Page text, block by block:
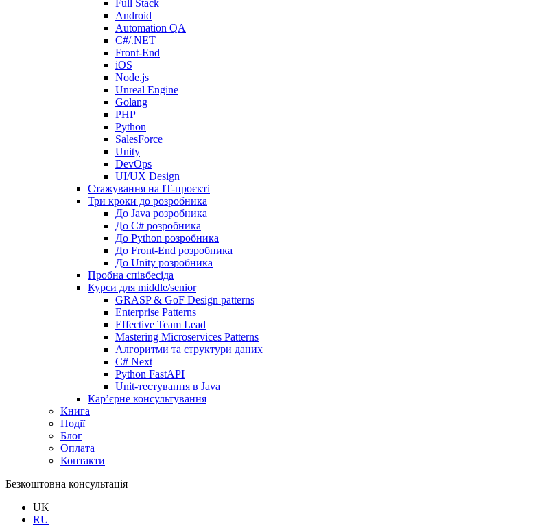
Full Stack
Android
Automation QA
C#/.NET
Front-End
iOS
Node.js
Unreal Engine
Golang
PHP
Python
SalesForce
Unity
DevOps
UI/UX Design
Стажування на IT-проєкті
Три кроки до розробника
До Java розробника
До C# розробника
До Python розробника
До Front-End розробника
До Unity розробника
Пробна співбесіда
Курси для middle/senior
GRASP & GoF Design patterns
Enterprise Patterns
Effective Team Lead
Mastering Microservices Patterns
Алгоритми та структури даних
C# Next
Python FastAPI
Unit-тестування в Java
Кар’єрне консультування
Книга
Події
Блог
Оплата
Контакти
Безкоштовна консультація
UK
RU